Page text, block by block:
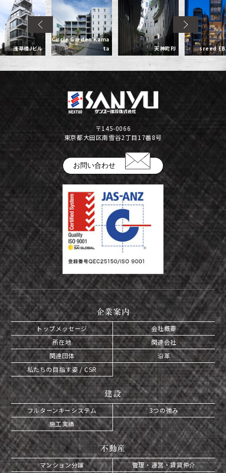
浅草橋Jビル
Circle Garden Kama
ta
天神町PJ sreed
〒145-0066
東京都大田区南雪谷2丁目17番8号
お問い合わせ
企業案内
トップメッセージ
会社概要
所在地
関連会社
関連団体
沿革
私たちの目指す姿 / CSR
建設
フルターンキーシステム
3つの強み
施工実績
不動産
マンション分譲
管理・運営・賃貸仲介